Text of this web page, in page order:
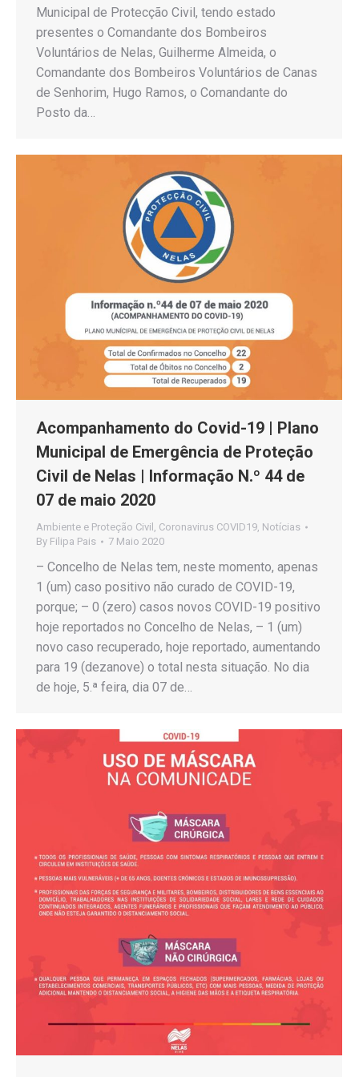
Municipal de Protecção Civil, tendo estado
presentes o Comandante dos Bombeiros
Voluntários de Nelas, Guilherme Almeida, o
Comandante dos Bombeiros Voluntários de Canas
de Senhorim, Hugo Ramos, o Comandante do
Posto da…
Acompanhamento do Covid-19 | Plano
Municipal de Emergência de Proteção
Civil de Nelas | Informação N.º 44 de
07 de maio 2020
Ambiente e Proteção Civil Coronavirus COVID19 Notícias
By Filipa Pais 7 Maio 2020
– Concelho de Nelas tem, neste momento, apenas
1 (um) caso positivo não curado de COVID-19,
porque; – 0 (zero) casos novos COVID-19 positivo
hoje reportados no Concelho de Nelas, – 1 (um)
novo caso recuperado, hoje reportado, aumentando
para 19 (dezanove) o total nesta situação. No dia
de hoje, 5.ª feira, dia 07 de…